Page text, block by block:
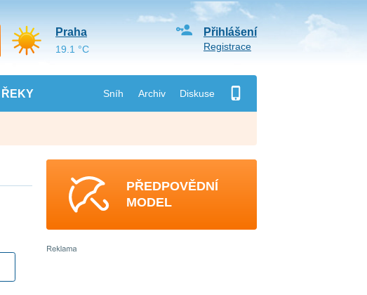
ŘEKY Sníh Archiv Diskuse
Přihlášení
Registrace
Praha
19.1 °C
PŘEDPOVĚDNÍ
MODEL